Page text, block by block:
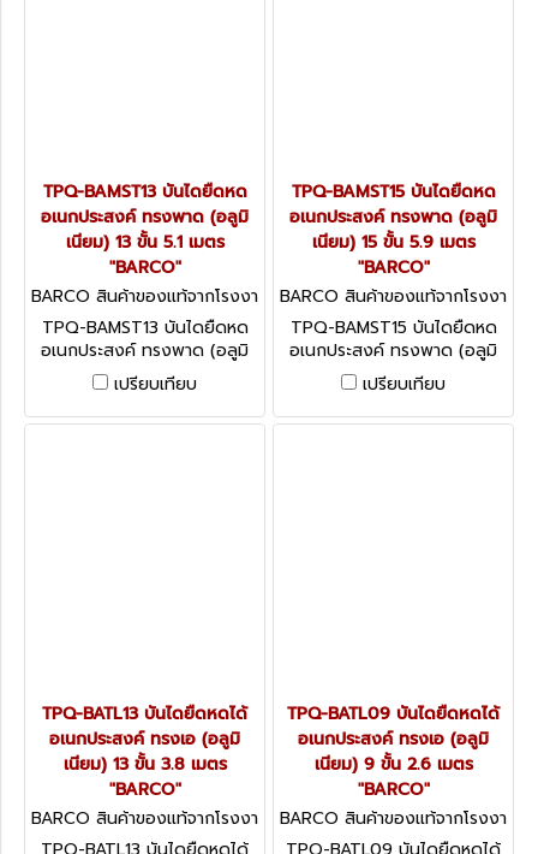
TPQ-BAMST13 บันไดยืดหด
อเนกประสงค์ ทรงพาด (อลูมิ
เนียม) 13 ขั้น 5.1 เมตร
"BARCO"
BARCO สินค้าของแท้จากโรงงา
นผู้ผลิต TPQ-BAMST13
TPQ-BAMST13 บันไดยืดหด
อเนกประสงค์ ทรงพาด (อลูมิ
เนียม) 13 ขั้น 5.1 เมตร
"BARCO"
เปรียบเทียบ
TPQ-BAMST15 บันไดยืดหด
อเนกประสงค์ ทรงพาด (อลูมิ
เนียม) 15 ขั้น 5.9 เมตร
"BARCO"
BARCO สินค้าของแท้จากโรงงา
นผู้ผลิต TPQ-BAMST15
TPQ-BAMST15 บันไดยืดหด
อเนกประสงค์ ทรงพาด (อลูมิ
เนียม) 15 ขั้น 5.9 เมตร
"BARCO"
เปรียบเทียบ
TPQ-BATL13 บันไดยืดหดได้
อเนกประสงค์ ทรงเอ (อลูมิ
เนียม) 13 ขั้น 3.8 เมตร
"BARCO"
BARCO สินค้าของแท้จากโรงงา
นผู้ผลิต TPQ-BATL13
TPQ-BATL09 บันไดยืดหดได้
อเนกประสงค์ ทรงเอ (อลูมิ
เนียม) 9 ขั้น 2.6 เมตร
"BARCO"
BARCO สินค้าของแท้จากโรงงา
นผู้ผลิต TPQ-BATL09